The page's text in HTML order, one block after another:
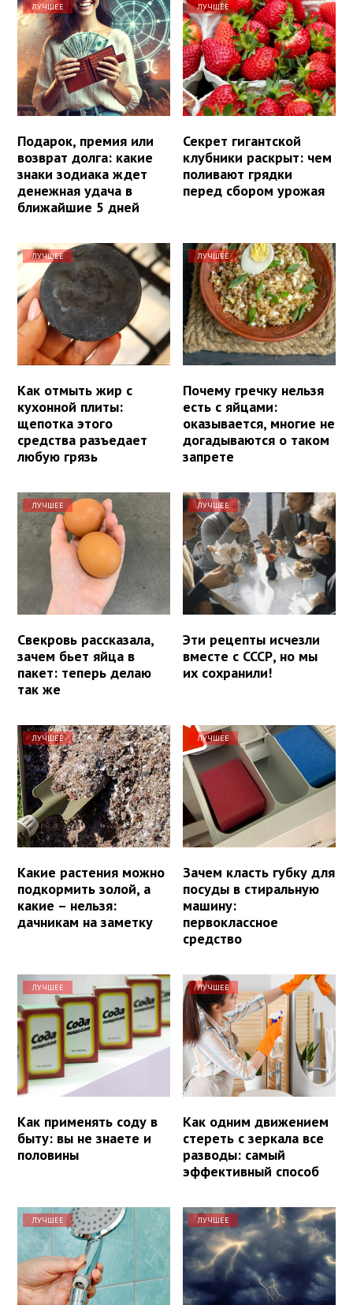
ЛУЧШЕЕ
Подарок, премия или
возврат долга: какие
знаки зодиака ждет
денежная удача в
ближайшие 5 дней
ЛУЧШЕЕ
Секрет гигантской
клубники раскрыт: чем
поливают грядки
перед сбором урожая
ЛУЧШЕЕ
Как отмыть жир с
кухонной плиты:
щепотка этого
средства разъедает
любую грязь
ЛУЧШЕЕ
Почему гречку нельзя
есть с яйцами:
оказывается, многие не
догадываются о таком
запрете
ЛУЧШЕЕ
Свекровь рассказала,
зачем бьет яйца в
пакет: теперь делаю
так же
ЛУЧШЕЕ
Эти рецепты исчезли
вместе с СССР, но мы
их сохранили!
ЛУЧШЕЕ
Какие растения можно
подкормить золой, а
какие – нельзя:
дачникам на заметку
ЛУЧШЕЕ
Зачем класть губку для
посуды в стиральную
машину:
первоклассное
средство
ЛУЧШЕЕ
Как применять соду в
быту: вы не знаете и
половины
ЛУЧШЕЕ
Как одним движением
стереть с зеркала все
разводы: самый
эффективный способ
ЛУЧШЕЕ ЛУЧШЕЕ